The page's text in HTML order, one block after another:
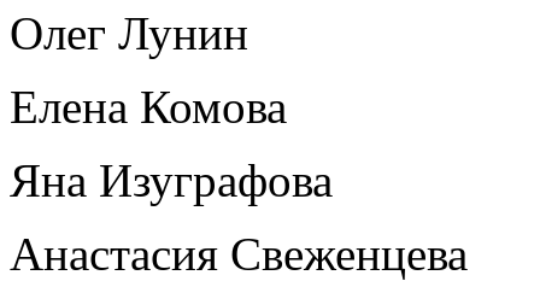
Олег Лунин
Елена Комова
Яна Изуграфова
Анастасия Свеженцева